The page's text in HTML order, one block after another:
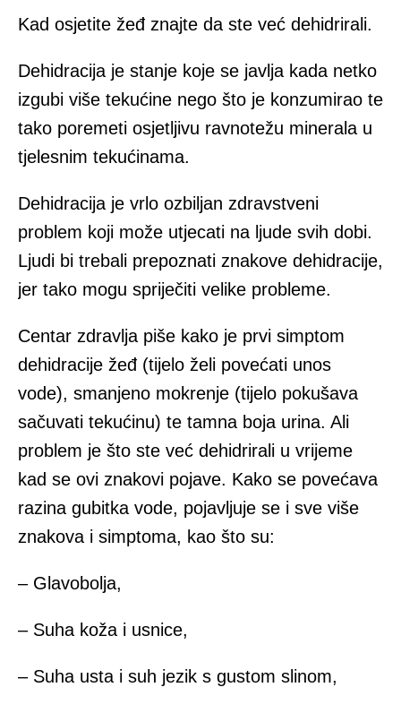
Kad osjetite žeđ znajte da ste već dehidrirali.
Dehidracija je stanje koje se javlja kada netko
izgubi više tekućine nego što je konzumirao te
tako poremeti osjetljivu ravnotežu minerala u
tjelesnim tekućinama.
Dehidracija je vrlo ozbiljan zdravstveni
problem koji može utjecati na ljude svih dobi.
Ljudi bi trebali prepoznati znakove dehidracije,
jer tako mogu spriječiti velike probleme.
Centar zdravlja piše kako je prvi simptom
dehidracije žeđ (tijelo želi povećati unos
vode), smanjeno mokrenje (tijelo pokušava
sačuvati tekućinu) te tamna boja urina. Ali
problem je što ste već dehidrirali u vrijeme
kad se ovi znakovi pojave. Kako se povećava
razina gubitka vode, pojavljuje se i sve više
znakova i simptoma, kao što su:
– Glavobolja,
– Suha koža i usnice,
– Suha usta i suh jezik s gustom slinom,